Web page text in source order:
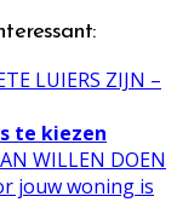
LUIERS ZIJN –
te kiezen
WILLEN DOEN
jouw woning is